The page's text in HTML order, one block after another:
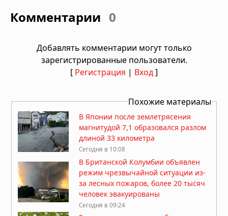
Комментарии 0
Добавлять комментарии могут только
зарегистрированные пользователи.
[ Регистрация | Вход]
Похожие материалы
В Японии после землетрясения
магнитудой 7,1 образовался разлом
длиной 33 километра
Сегодня в 10:08
В Британской Колумбии объявлен
режим чрезвычайной ситуации из-
за лесных пожаров, более 20 тысяч
человек эвакуированы
Сегодня в 09:24